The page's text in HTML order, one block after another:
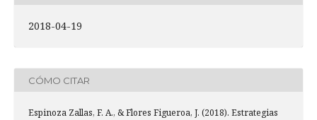
2018-04-19
CÓMO CITAR
Espinoza Zallas, F. A., & Flores Figueroa, J. (2018). Estrategias